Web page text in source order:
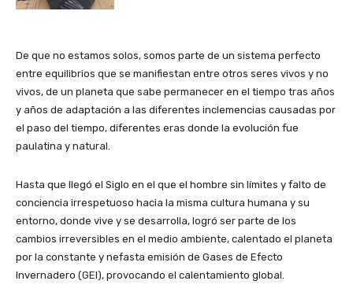
De que no estamos solos, somos parte de un sistema perfecto
entre equilibrios que se manifiestan entre otros seres vivos y no
vivos, de un planeta que sabe permanecer en el tiempo tras años
y años de adaptación a las diferentes inclemencias causadas por
el paso del tiempo, diferentes eras donde la evolución fue
paulatina y natural.
Hasta que llegó el Siglo en el que el hombre sin límites y falto de
conciencia irrespetuoso hacia la misma cultura humana y su
entorno, donde vive y se desarrolla, logró ser parte de los
cambios irreversibles en el medio ambiente, calentado el planeta
por la constante y nefasta emisión de Gases de Efecto
Invernadero (GEI), provocando el calentamiento global.